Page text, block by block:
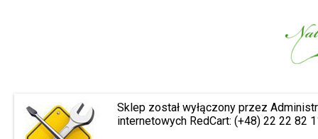
Sklep został wyłączony przez
internetowych RedCart: (+48) 22 22 82